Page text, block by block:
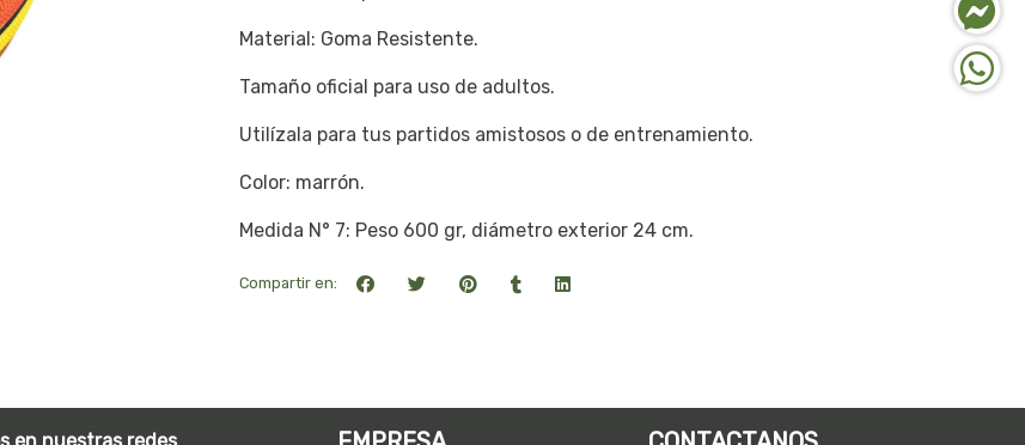
Material: Goma Resistente.
Tamaño oficial para uso de adultos.
Utilízala para tus partidos amistosos o de entrenamiento.
Color: marrón.
Medida N° 7: Peso 600 gr, diámetro exterior 24 cm.
Compartir en: